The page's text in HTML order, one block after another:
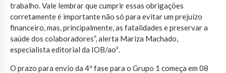
trabalho. Vale lembrar que cumprir essas obrigações
corretamente é importante não só para evitar um prejuízo
financeiro, mas, principalmente, as fatalidades e preservar a
saúde dos colaboradores”, alerta Mariza Machado,
especialista editorial da IOB/ao³.
O prazo para envio da 4ª fase para o Grupo 1 começa em 08